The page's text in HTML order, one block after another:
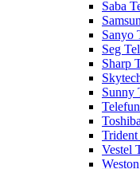
Saba
Sanyo
Seg
Sharp
Sunny
Vestel